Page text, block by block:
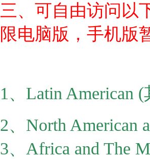
三、 可自由访问以
限电脑版，手机版
1、Latin American
2、North American
3、Africa and The